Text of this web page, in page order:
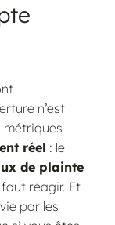
n’est
métriques
réel : le
de plainte
réagir. Et
par les